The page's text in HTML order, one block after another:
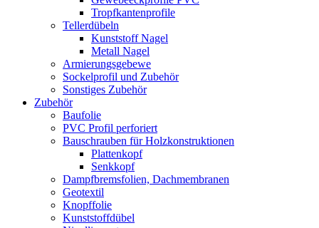
Tropfkantenprofile
Tellerdübeln
Kunststoff Nagel
Metall Nagel
Armierungsgebewe
Sockelprofil und Zubehör
Sonstiges Zubehör
Zubehör
Baufolie
PVC Profil perforiert
Bauschrauben für Holzkonstruktionen
Plattenkopf
Senkkopf
Dampfbremsfolien, Dachmembranen
Geotextil
Knopffolie
Kunststoffdübel